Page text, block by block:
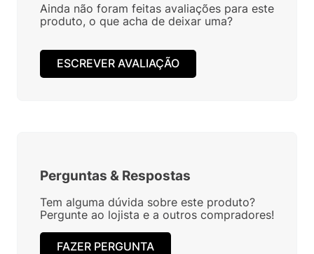
Ainda não foram feitas avaliações para este
produto, o que acha de deixar uma?
ESCREVER AVALIAÇÃO
Perguntas & Respostas
Tem alguma dúvida sobre este produto?
Pergunte ao lojista e a outros compradores!
FAZER PERGUNTA